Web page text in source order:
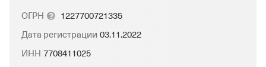
ОГРН
1227700721335
Дата регистрации 03.11.2022
ИНН 7708411025